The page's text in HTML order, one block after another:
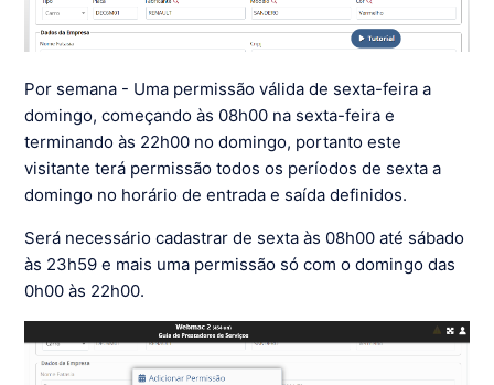
Por semana - Uma permissão válida de sexta-feira a
domingo, começando às 08h00 na sexta-feira e
terminando às 22h00 no domingo, portanto este
visitante terá permissão todos os períodos de sexta a
domingo no horário de entrada e saída definidos.
Será necessário cadastrar de sexta às 08h00 até sábado
às 23h59 e mais uma permissão só com o domingo das
0h00 às 22h00.